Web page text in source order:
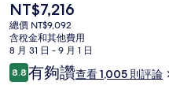
集
目
前
的
價
格
是
NT$7,216
總價 NT$9,092
含稅金和其他費用
8 月 31 日 - 9 月 1 日
評
論
8.88.8 分，滿分 10 分，
有夠讚查看 1,005 則評論